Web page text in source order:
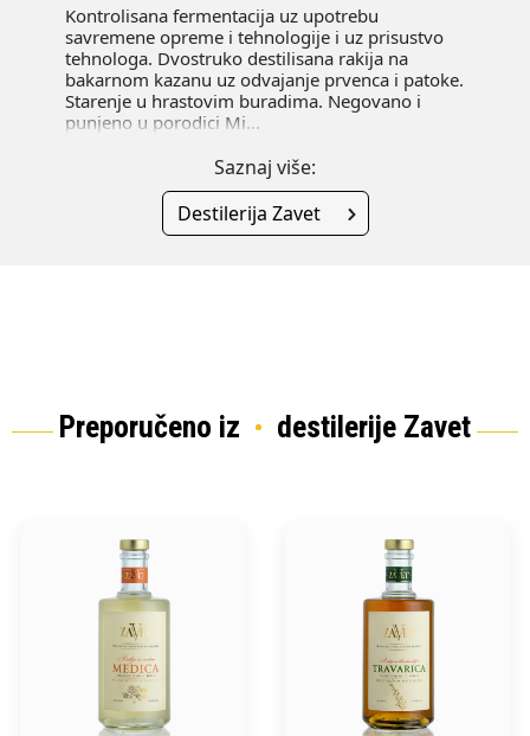
Kontrolisana fermentacija uz upotrebu
savremene opreme i tehnologije i uz prisustvo
tehnologa. Dvostruko destilisana rakija na
bakarnom kazanu uz odvajanje prvenca i patoke.
Starenje u hrastovim buradima. Negovano i
punjeno u porodici Mi...
Saznaj više:
Destilerija Zavet
Preporučeno iz destilerije Zavet